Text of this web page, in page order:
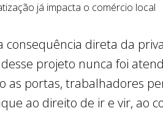
já impacta o comércio local
direta da
projeto nunca foi
as portas, trabalhadores
ao direito de ir e vir, ao